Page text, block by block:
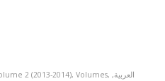
2 (2013-2014), Volumes, العربية,